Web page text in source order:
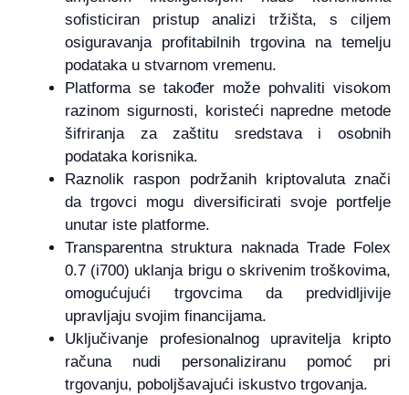
sofisticiran pristup analizi tržišta, s ciljem
osiguravanja profitabilnih trgovina na temelju
podataka u stvarnom vremenu.
Platforma se također može pohvaliti visokom
razinom sigurnosti, koristeći napredne metode
šifriranja za zaštitu sredstava i osobnih
podataka korisnika.
Raznolik raspon podržanih kriptovaluta znači
da trgovci mogu diversificirati svoje portfelje
unutar iste platforme.
Transparentna struktura naknada Trade Folex
0.7 (i700) uklanja brigu o skrivenim troškovima,
omogućujući trgovcima da predvidljivije
upravljaju svojim financijama.
Uključivanje profesionalnog upravitelja kripto
računa nudi personaliziranu pomoć pri
trgovanju, poboljšavajući iskustvo trgovanja.